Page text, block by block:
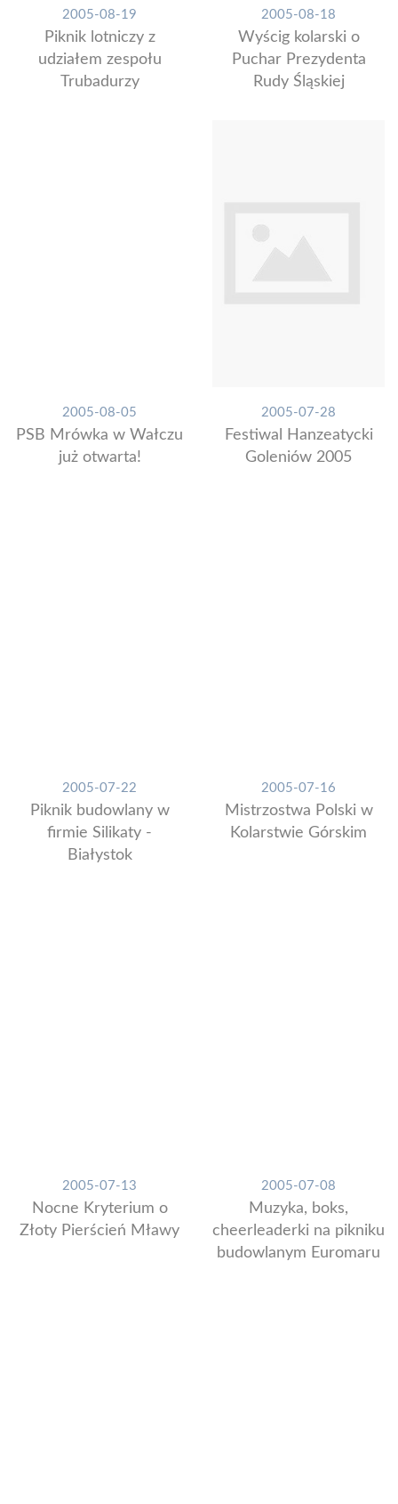
2005-08-19
Piknik lotniczy z
udziałem zespołu
Trubadurzy
2005-08-18
Wyścig kolarski o
Puchar Prezydenta
Rudy Śląskiej
2005-08-05
PSB Mrówka w Wałczu
już otwarta!
2005-07-28
Festiwal Hanzeatycki
Goleniów 2005
2005-07-22
Piknik budowlany w
firmie Silikaty -
Białystok
2005-07-16
Mistrzostwa Polski w
Kolarstwie Górskim
2005-07-13
Nocne Kryterium o
Złoty Pierścień Mławy
2005-07-08
Muzyka, boks,
cheerleaderki na pikniku
budowlanym Euromaru